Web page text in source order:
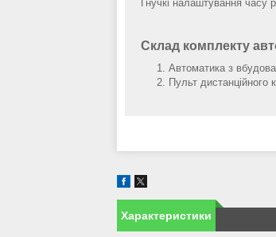
Гнучкі налаштування часу
Склад комплекту
Автоматика з
Пульт
Характеристики